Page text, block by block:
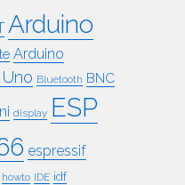
Arduino
Arduino
Bluetooth BNC
display ESP
espressif
howto IDE idf